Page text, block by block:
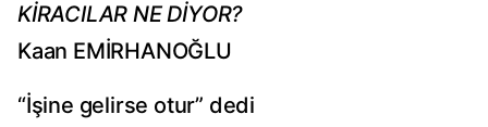
KİRACILAR NE DİYOR?
Kaan EMİRHANOĞLU
“İşine gelirse otur” dedi​